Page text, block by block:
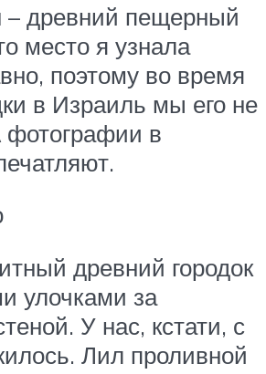
– древний пещерный
место я узнала
поэтому во время
в Израиль мы его не
в
древний городок
улочками за
У нас, кстати, с
Лил проливной